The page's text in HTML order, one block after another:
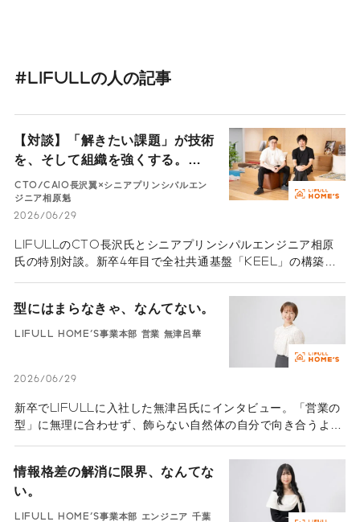
#LIFULLの人の記事
【対談】「解きたい課題」が技術
を、そして組織を強くする。
LIFULLの「経営をリードするエ
ンジニア」
CTO/CAIO長沢翼×シニアプリンシパルエン
ジニア相原魁
2026/06/29
LIFULLのCTO長沢氏とシニアプリンシパルエンジニア相原
氏の特別対談。新卒4年目で全社共通基盤「KEEL」の構築を
に迫ります。AI時代だからこそ求められる「問いを立てる力」
と、技術を愛する好奇心とは。
型にはまらなきゃ、なんてない。
LIFULL HOME'S事業本部 営業 無津呂華
2026/06/29
新卒でLIFULLに入社した無津呂氏にインタビュー。「営業の
型」に無理に合わせず、飾らない自然体の自分で向き合うよう
はまらなきゃ、なんてない。」を体現する、若手社員の等身大
なキャリア論。
情報格差の解消に限界、なんてな
い。
LIFULL HOME'S事業本部 エンジニア 千葉